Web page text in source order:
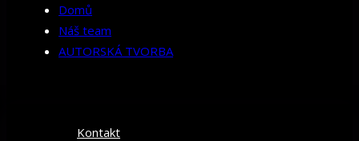
Domů
Náš team
AUTORSKÁ TVORBA
Kontakt